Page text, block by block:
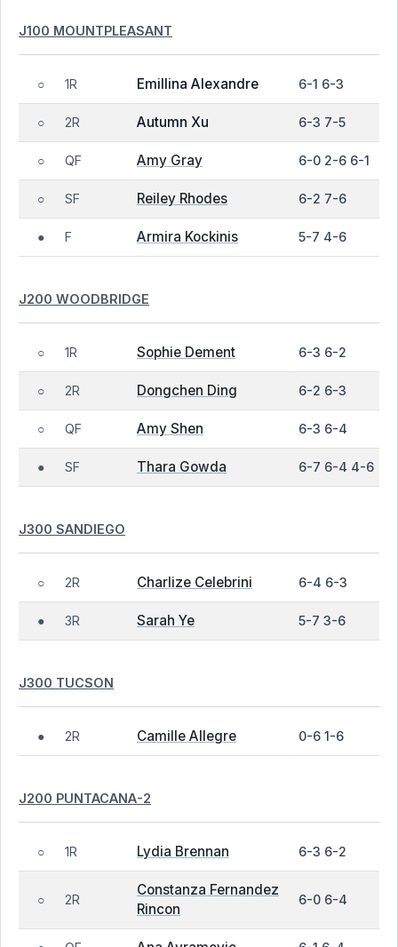
J100 MOUNTPLEASANT
○ 1R Emillina Alexandre 6-1 6-3
○ 2R Autumn Xu 6-3 7-5
○ QF Amy Gray 6-0 2-6 6-1
○ SF Reiley Rhodes 6-2 7-6
● F Armira Kockinis 5-7 4-6
J200 WOODBRIDGE
○ 1R Sophie Dement 6-3 6-2
○ 2R Dongchen Ding 6-2 6-3
○ QF Amy Shen 6-3 6-4
● SF Thara Gowda 6-7 6-4 4-6
J300 SANDIEGO
○ 2R Charlize Celebrini 6-4 6-3
● 3R Sarah Ye 5-7 3-6
J300 TUCSON
● 2R Camille Allegre 0-6 1-6
J200 PUNTACANA-2
○ 1R Lydia Brennan 6-3 6-2
○ 2R
Constanza Fernandez
Rincon
6-0 6-4